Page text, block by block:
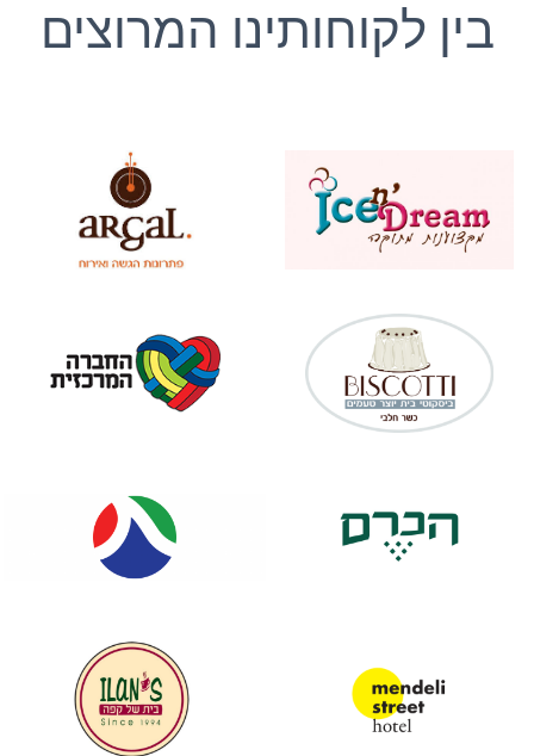
בין לקוחותינו המרוצים